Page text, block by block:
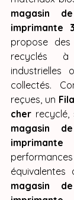
magasin
imprimante
propose
recyclés
collectés.
reçues, un
cher
magasin
magasin